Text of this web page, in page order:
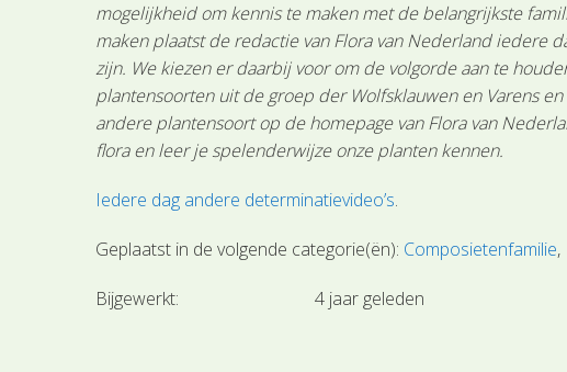
mogelijkheid om kennis te maken met de belangrijkste
maken plaatst de redactie van Flora van Nederland iedere
zijn. We kiezen er daarbij voor om de volgorde aan te
plantensoorten uit de groep der Wolfsklauwen en Varens
andere plantensoort op de homepage van Flora van
flora en leer je spelenderwijze onze planten kennen.
Iedere dag andere determinatievideo’s.
Geplaatst in de volgende categorie(ën): Composietenfamilie
Bijgewerkt: 4 jaar geleden